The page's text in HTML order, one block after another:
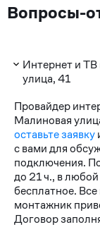
Вопросы-
Интернет и ТВ
улица, 41
Провайдер
Малиновая
оставьте заявку
с вами для
подключения.
до 21 ч., в
бесплатное.
монтажник
Договор